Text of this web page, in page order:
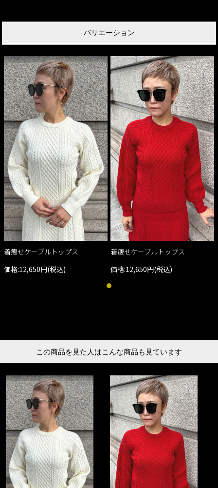
バリエーション
着痩せケーブルトップス
価格:12,650円(税込)
着痩せケーブルトップス
価格:12,650円(税込)
この商品を見た人はこんな商品も見ています